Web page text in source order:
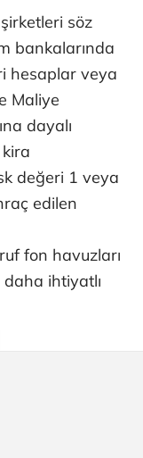
söz
bankalarında
hesaplar veya
Maliye
dayalı
değeri 1 veya
edilen
fon havuzları
ihtiyatlı